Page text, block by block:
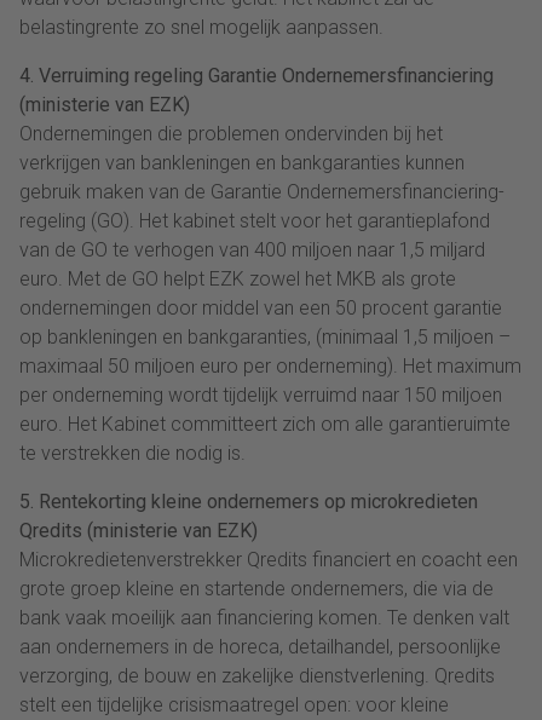
belastingrente zo snel mogelijk aanpassen.
4. Verruiming regeling Garantie Ondernemersfinanciering
(ministerie van EZK)
Ondernemingen die problemen ondervinden bij het
verkrijgen van bankleningen en bankgaranties kunnen
gebruik maken van de Garantie Ondernemersfinanciering-
regeling (GO). Het kabinet stelt voor het garantieplafond
van de GO te verhogen van 400 miljoen naar 1,5 miljard
euro. Met de GO helpt EZK zowel het MKB als grote
ondernemingen door middel van een 50 procent garantie
op bankleningen en bankgaranties, (minimaal 1,5 miljoen –
maximaal 50 miljoen euro per onderneming). Het maximum
per onderneming wordt tijdelijk verruimd naar 150 miljoen
euro. Het Kabinet committeert zich om alle garantieruimte
te verstrekken die nodig is.
5. Rentekorting kleine ondernemers op microkredieten
Qredits (ministerie van EZK)
Microkredietenverstrekker Qredits financiert en coacht een
grote groep kleine en startende ondernemers, die via de
bank vaak moeilijk aan financiering komen. Te denken valt
aan ondernemers in de horeca, detailhandel, persoonlijke
verzorging, de bouw en zakelijke dienstverlening. Qredits
stelt een tijdelijke crisismaatregel open: voor kleine